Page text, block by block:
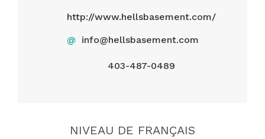
http://www.hellsbasement.com/
@ info@hellsbasement.com
403-487-0489
NIVEAU DE FRANÇAIS